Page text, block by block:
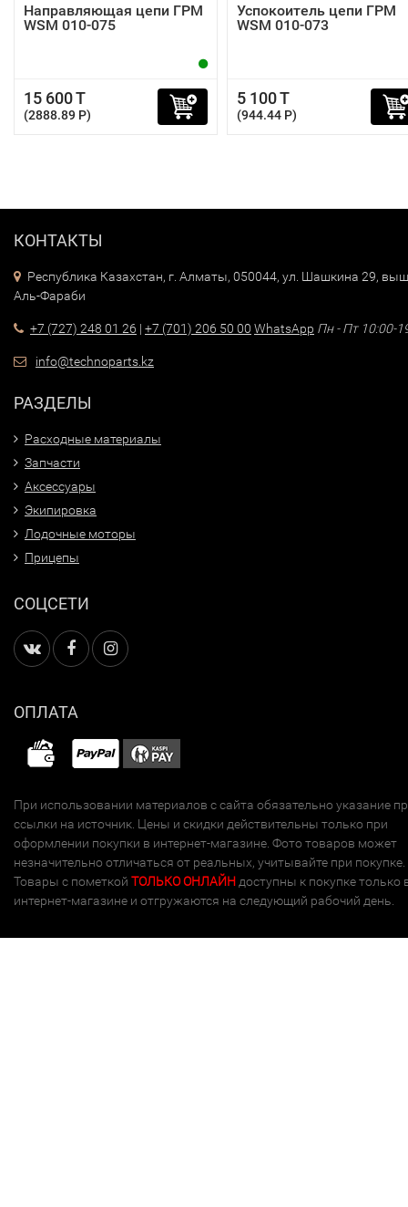
Направляющая цепи ГРМ
WSM 010-075
15 600 T
(2888.89 P)
Успокоитель цепи ГРМ
WSM 010-073
5 100 T
(944.44 P)
КОНТАКТЫ
Республика Казахстан, г. Алматы, 050044, ул. Шашкина 29,
Аль-Фараби
+7 (727) 248 01 26 | +7 (701) 206 50 00 WhatsApp Пн - Пт 10:00-
info@technoparts.kz
РАЗДЕЛЫ
Расходные материалы
Запчасти
Аксессуары
Экипировка
Лодочные моторы
Прицепы
СОЦСЕТИ
ОПЛАТА
При использовании материалов с сайта обязательно указание
ссылки на источник. Цены и скидки действительны только при
оформлении покупки в интернет-магазине. Фото товаров может
незначительно отличаться от реальных, учитывайте при покупке.
Товары с пометкой ТОЛЬКО ОНЛАЙН доступны к покупке только
интернет-магазине и отгружаются на следующий рабочий день.